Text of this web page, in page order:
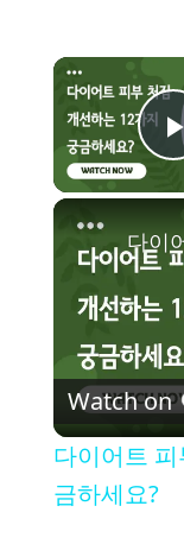
Watch on
다이어트
금하세요?